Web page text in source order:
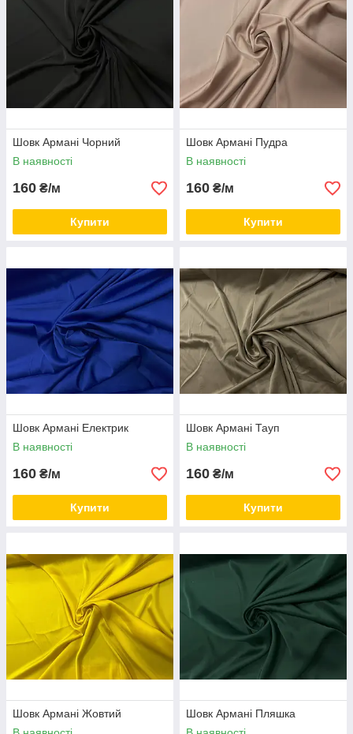
Шовк Армані Чорний
В наявності
160 ₴/м
Купити
Шовк Армані Пудра
В наявності
160 ₴/м
Купити
Шовк Армані Електрик
В наявності
160 ₴/м
Купити
Шовк Армані Тауп
В наявності
160 ₴/м
Купити
Шовк Армані Жовтий
Шовк Армані Пляшка